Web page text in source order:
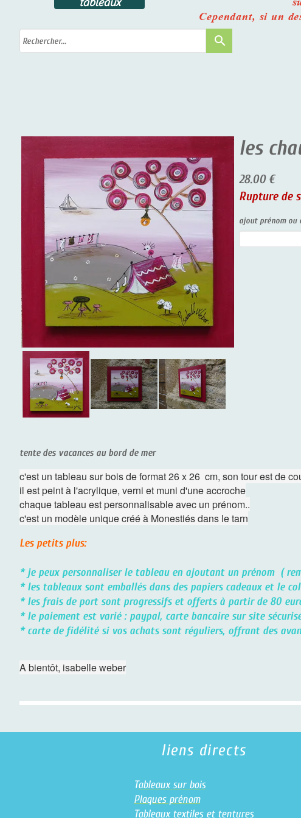
liens directs
Tableaux sur bois
Plaques prénom
Tableaux textiles et tentures
Cependant, si un
search
les
28.00 €
Rupture de
ajout prénom ou
tente des vacances au bord de mer
c'est un tableau sur bois de format 26 x 26 cm, son tour est de
il est peint à l'acrylique, verni et muni d'une accroche
chaque tableau est personnalisable avec un prénom..
c'est un modèle unique créé à Monestiés dans le tarn
Les petits plus:
* je peux personnaliser le tableau en ajoutant un prénom (
* les tableaux sont emballés dans des papiers cadeaux et le
* les frais de port sont progressifs et offerts à partir de 80
* le paiement est varié : paypal, carte bancaire sur site
* carte de fidélité si vos achats sont réguliers, offrant des
A bientôt, isabelle weber